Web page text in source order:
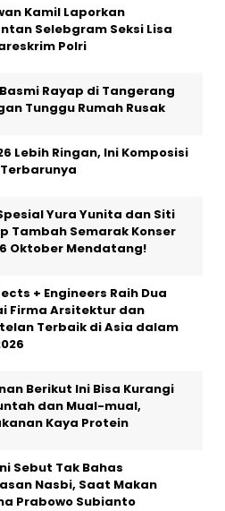
Kamil Laporkan
Selebgram Seksi Lisa
Polri
Rayap di Tangerang
Tunggu Rumah Rusak
Lebih Ringan, Ini Komposisi
Yura Yunita dan Siti
Tambah Semarak Konser
Oktober Mendatang!
+ Engineers Raih Dua
Firma Arsitektur dan
Terbaik di Asia dalam
Berikut Ini Bisa Kurangi
dan Mual-mual,
Kaya Protein
Sebut Tak Bahas
Nasbi, Saat Makan
Prabowo Subianto